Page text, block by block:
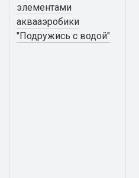
элементами
аквааэробики
"Подружись с водой"